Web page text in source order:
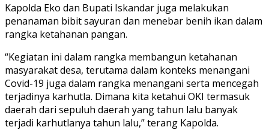
Kapolda Eko dan Bupati Iskandar juga melakukan
penanaman bibit sayuran dan menebar benih ikan dalam
rangka ketahanan pangan.
“Kegiatan ini dalam rangka membangun ketahanan
masyarakat desa, terutama dalam konteks menangani
Covid-19 juga dalam rangka menangani serta mencegah
terjadinya karhutla. Dimana kita ketahui OKI termasuk
daerah dari sepuluh daerah yang tahun lalu banyak
terjadi karhutlanya tahun lalu,” terang Kapolda.